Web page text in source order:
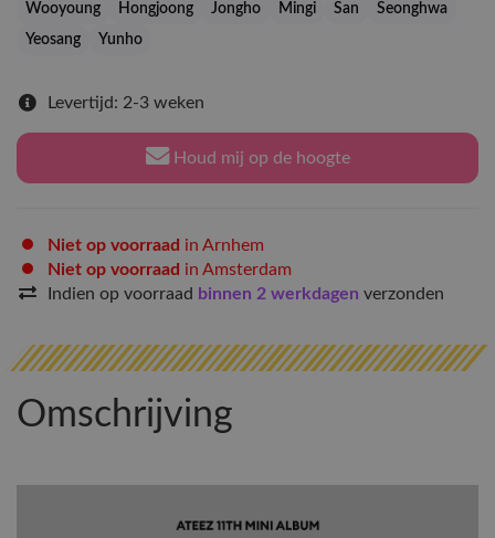
Wooyoung Hongjoong Jongho Mingi San
Seonghwa
Yeosang
Yunho
Levertijd: 2-3 weken
Houd mij op de hoogte
Niet op voorraad in Arnhem
Niet op voorraad in Amsterdam
Indien op voorraad binnen 2 werkdagen verzonden
Omschrijving